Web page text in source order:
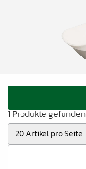
1 Produkte gefunden